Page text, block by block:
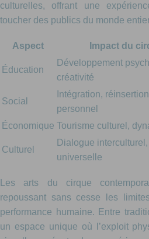
culturelles, offrant une
toucher des publics du monde
Aspect Impact du
Éducation
Développement
créativité
Social
Intégration,
personnel
Économique Tourisme culturel,
Culturel
Dialogue
universelle
Les arts du cirque
repoussant sans cesse les
performance humaine. Entre
un espace unique où l’exploit